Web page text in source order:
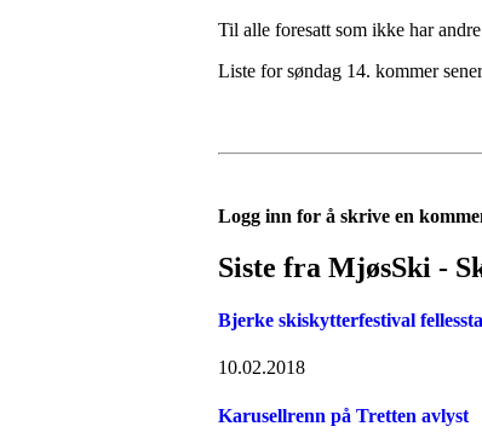
Til alle foresatt som ikke har
Liste for søndag 14. kommer
Logg inn for å skrive en
Siste fra MjøsSki -
Bjerke skiskytterfestival
10.02.2018
Karusellrenn på Tretten avlyst